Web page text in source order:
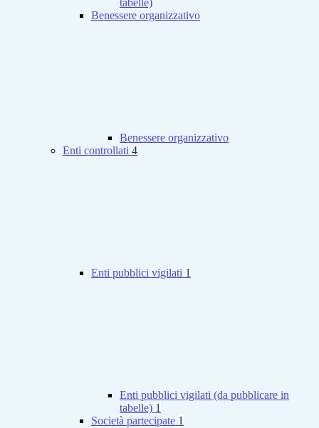
tabelle)
Benessere organizzativo
Benessere organizzativo
Enti controllati 4
Enti pubblici vigilati 1
Enti pubblici vigilati (da pubblicare in
tabelle) 1
Società partecipate 1